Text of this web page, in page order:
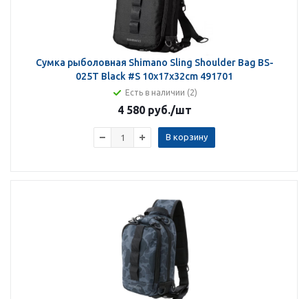
Сумка рыболовная Shimano Sling Shoulder Bag BS-
025T Black #S 10x17x32cm 491701
Есть в наличии (2)
4 580 руб./шт
В корзину